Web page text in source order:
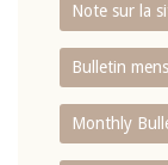
Note sur la
Bulletin
Monthly